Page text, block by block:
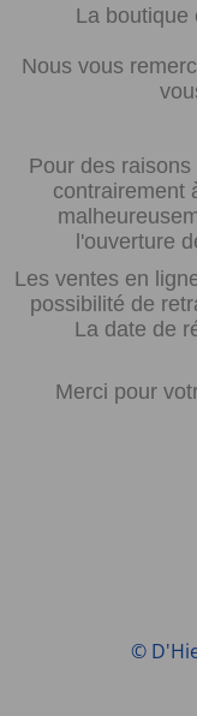
La boutique
Nous vous
Pour des
contrairement
l'ouverture
Les ventes en
possibilité de
La date de
Merci pour
©